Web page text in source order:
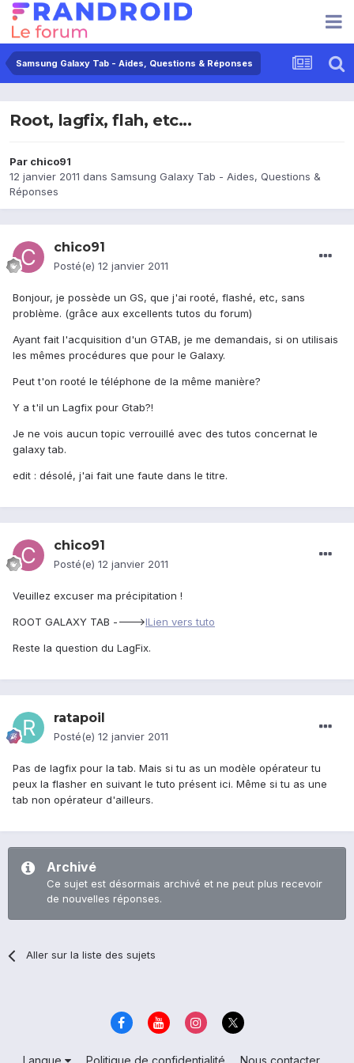
Samsung Galaxy Tab - Aides, Questions & Réponses
Root, lagfix, flah, etc...
Par chico91
12 janvier 2011 dans Samsung Galaxy Tab - Aides, Questions &
Réponses
chico91
Posté(e) 12 janvier 2011
Bonjour, je possède un GS, que j'ai rooté, flashé, etc, sans
problème. (grâce aux excellents tutos du forum)
Ayant fait l'acquisition d'un GTAB, je me demandais, si on utilisais
les mêmes procédures que pour le Galaxy.
Peut t'on rooté le téléphone de la même manière?
Y a t'il un Lagfix pour Gtab?!
Je ne vois aucun topic verrouillé avec des tutos concernat le
galaxy tab.
edit : désolé, j'ai fait une faute dans le titre.
chico91
Posté(e) 12 janvier 2011
Veuillez excuser ma précipitation !
ROOT GALAXY TAB ---->lLien vers tuto
Reste la question du LagFix.
ratapoil
Posté(e) 12 janvier 2011
Pas de lagfix pour la tab. Mais si tu as un modèle opérateur tu
peux la flasher en suivant le tuto présent ici. Même si tu as une
tab non opérateur d'ailleurs.
Archivé
Ce sujet est désormais archivé et ne peut plus recevoir
de nouvelles réponses.
Aller sur la liste des sujets
Langue Politique de confidentialité Nous contacter